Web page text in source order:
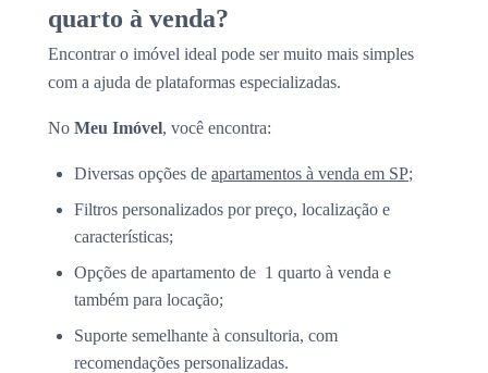
quarto à venda?
Encontrar o imóvel ideal pode ser muito mais simples
com a ajuda de plataformas especializadas.
No Meu Imóvel, você encontra:
Diversas opções de apartamentos à venda em SP;
Filtros personalizados por preço, localização e
características;
Opções de apartamento de 1 quarto à venda e
também para locação;
Suporte semelhante à consultoria, com
recomendações personalizadas.